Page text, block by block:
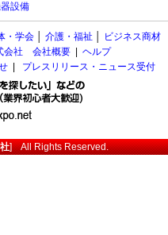
設備
・学会 介護・福祉
ビジネス商材
会社 会社概要
ヘルプ
プレスリリース・ニュース受付
] All Rights Reserved.